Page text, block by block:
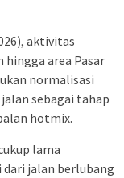
aktivitas
area Pasar
normalisasi
sebagai tahap
hotmix.
lama
jalan berlubang